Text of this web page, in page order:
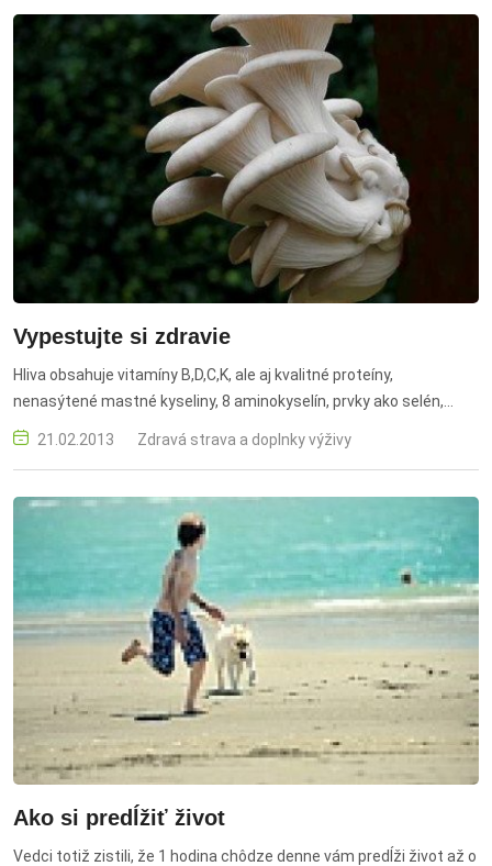
Vypestujte si zdravie
Hliva obsahuje vitamíny B,D,C,K, ale aj kvalitné proteíny,
nenasýtené mastné kyseliny, 8 aminokyselín, prvky ako selén,
zinok, bór, jód, chróm, meď, železo, vlákninu.
21.02.2013 Zdravá strava a doplnky výživy
Ako si predĺžiť život
Vedci totiž zistili, že 1 hodina chôdze denne vám predĺži život až o